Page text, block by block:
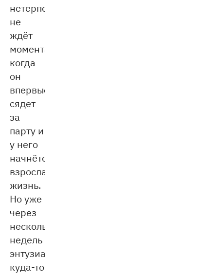
нетерпением
не
ждёт
момента,
когда
он
впервые
сядет
за
парту и
у него
начнётся
взрослая
жизнь.
Но уже
через
несколько
недель
энтузиазм
куда-то